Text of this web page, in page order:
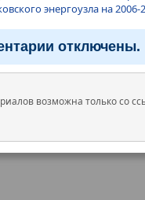
энергоузла на 2006-
отключены.
возможна только со